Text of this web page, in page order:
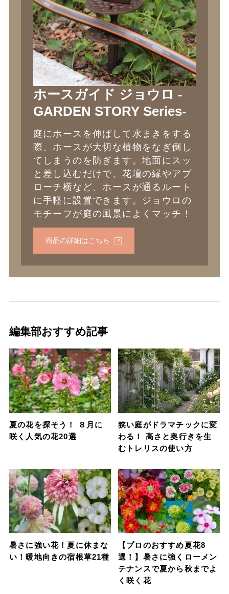
ホースガイド ジョウロ -
GARDEN STORY Series-
庭にホースを伸ばして水まきをする
際、ホースが大切な植物をなぎ倒し
てしまうのを防ぎます。地面にスッ
と差し込むだけで、花壇の縁やアプ
ローチ横など、ホースが通るルート
に手軽に設置できます。ジョウロの
モチーフが庭の風景によくマッチ！
商品の詳細はこちら
編集部おすすめ記事
夏の花を探そう！ ８月に
咲く人気の花20選
狭い庭がドラマチックに変
わる！ 高さと奥行きを生
むトレリスの使い方
暑さに強い花！夏に休まな
い！暖地向きの宿根草21種
【プロのおすすめ夏花8
選！】暑さに強くローメン
テナンスで夏から秋までよ
く咲く花